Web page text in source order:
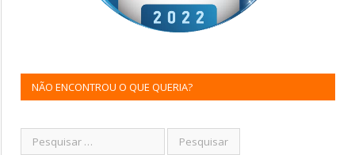
NÃO ENCONTROU O QUE QUERIA?